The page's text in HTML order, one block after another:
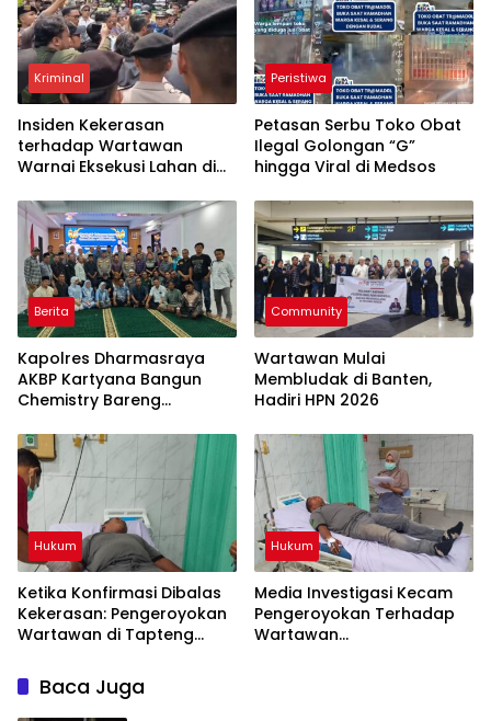
Kriminal
Insiden Kekerasan
terhadap Wartawan
Warnai Eksekusi Lahan di
Peristiwa
Petasan Serbu Toko Obat
Ilegal Golongan “G”
hingga Viral di Medsos
Berita
Kapolres Dharmasraya
AKBP Kartyana Bangun
Chemistry Bareng
Makna di Mapolres
Community
Wartawan Mulai
Membludak di Banten,
Hadiri HPN 2026
Hukum
Ketika Konfirmasi Dibalas
Kekerasan: Pengeroyokan
Wartawan di Tapteng
Alarm Nasional!
Hukum
Media Investigasi Kecam
Pengeroyokan Terhadap
Wartawan
Baca Juga